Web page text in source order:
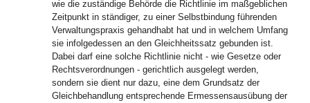
wie die zuständige Behörde die Richtlinie im maßgeblichen
Zeitpunkt in ständiger, zu einer Selbstbindung führenden
Verwaltungspraxis gehandhabt hat und in welchem Umfang
sie infolgedessen an den Gleichheitssatz gebunden ist.
Dabei darf eine solche Richtlinie nicht - wie Gesetze oder
Rechtsverordnungen - gerichtlich ausgelegt werden,
sondern sie dient nur dazu, eine dem Grundsatz der
Gleichbehandlung entsprechende Ermessensausübung der